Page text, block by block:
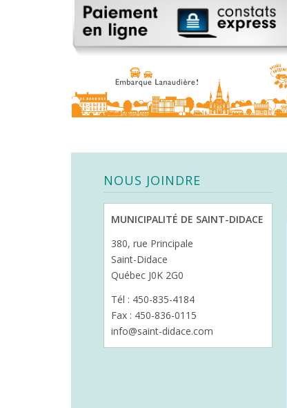
NOUS JOINDRE
MUNICIPALITÉ DE SAINT-DIDACE
380, rue Principale
Saint-Didace
Québec J0K 2G0
Tél : 450-835-4184
Fax : 450-836-0115
info@saint-didace.com